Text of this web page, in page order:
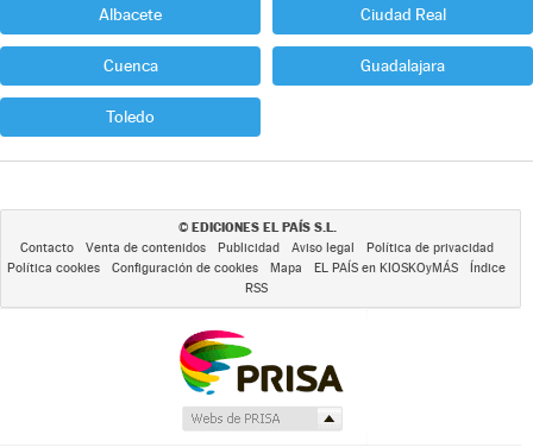
Albacete Ciudad Real
Cuenca Guadalajara
Toledo
© EDICIONES EL PAÍS S.L.
Contacto Venta de contenidos Publicidad Aviso legal
Política de privacidad
Política cookies
Configuración de cookies Mapa EL PAÍS en KIOSKOyMÁS
Índice
RSS